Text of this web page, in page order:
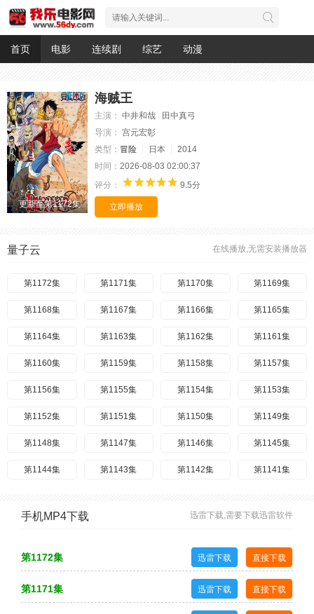
首页 电影 连续剧 综艺 动漫
更新至第1172集
海贼王
主演： 中井和哉 田中真弓
导演： 宫元宏彰
类型： 冒险 日本
2014
时间： 2026-08-03 02:00:37
评分：
9.5分
立即播放
在线播放,无需安装播放器
量子云
第1172集 第1171集 第1170集 第1169集
第1168集 第1167集 第1166集 第1165集
第1164集 第1163集 第1162集 第1161集
第1160集 第1159集 第1158集 第1157集
第1156集 第1155集 第1154集 第1153集
第1152集 第1151集 第1150集 第1149集
第1148集 第1147集 第1146集 第1145集
第1144集 第1143集 第1142集 第1141集
第1136集
第1130集 第1129集
第1126集 第1125集
第1124集 第1123集 第1122集 第1121集
迅雷下载,需要下载迅雷软件
手机MP4下载
第1172集 迅雷下载 直接下载
第1171集 迅雷下载 直接下载